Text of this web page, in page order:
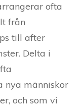
ofta
från
till after
Delta i
nya människor
och som vi